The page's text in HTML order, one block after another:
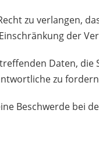
zu verlangen,
der
Daten,
zu
Beschwerde bei